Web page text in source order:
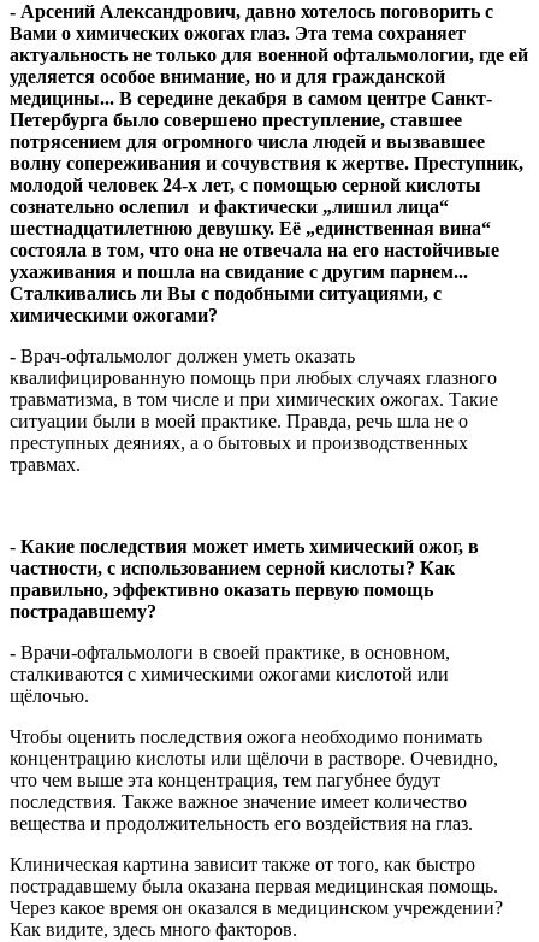
- Арсений Александрович, давно хотелось поговорить с
Вами о химических ожогах глаз. Эта тема сохраняет
актуальность не только для военной офтальмологии, где ей
уделяется особое внимание, но и для гражданской
медицины... В середине декабря в самом центре Санкт-
Петербурга было совершено преступление, ставшее
потрясением для огромного числа людей и вызвавшее
волну сопереживания и сочувствия к жертве. Преступник,
молодой человек 24-х лет, с помощью серной кислоты
сознательно ослепил и фактически „лишил лица“
шестнадцатилетнюю девушку. Её „единственная вина“
состояла в том, что она не отвечала на его настойчивые
ухаживания и пошла на свидание с другим парнем...
Сталкивались ли Вы с подобными ситуациями, с
химическими ожогами?
- Врач-офтальмолог должен уметь оказать
квалифицированную помощь при любых случаях глазного
травматизма, в том числе и при химических ожогах. Такие
ситуации были в моей практике. Правда, речь шла не о
преступных деяниях, а о бытовых и производственных
травмах.
- Какие последствия может иметь химический ожог, в
частности, с использованием серной кислоты? Как
правильно, эффективно оказать первую помощь
пострадавшему?
- Врачи-офтальмологи в своей практике, в основном,
сталкиваются с химическими ожогами кислотой или
щёлочью.
Чтобы оценить последствия ожога необходимо понимать
концентрацию кислоты или щёлочи в растворе. Очевидно,
что чем выше эта концентрация, тем пагубнее будут
последствия. Также важное значение имеет количество
вещества и продолжительность его воздействия на глаз.
Клиническая картина зависит также от того, как быстро
пострадавшему была оказана первая медицинская помощь.
Через какое время он оказался в медицинском учреждении?
Как видите, здесь много факторов.